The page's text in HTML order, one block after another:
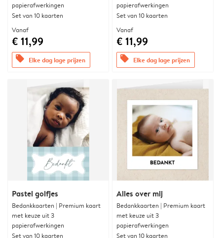
papierafwerkingen
Set van 10 kaarten
Vanaf
€ 11,99
offers Elke dag lage prijzen
papierafwerkingen
Set van 10 kaarten
Vanaf
€ 11,99
offers Elke dag lage prijzen
Pastel golfjes
Bedankkaarten | Premium kaart
met keuze uit 3
papierafwerkingen
Set van 10 kaarten
Alles over mij
Bedankkaarten | Premium kaart
met keuze uit 3
papierafwerkingen
Set van 10 kaarten